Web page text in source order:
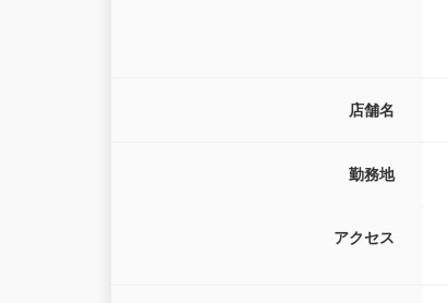
店舗名
勤務地
アクセス